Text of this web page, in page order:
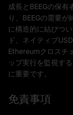
成長とBEEGの保
り、BEEGの需要
に構造的に結びつ
ド、ネイティブ
Ethereumクロスチ
ップ実行を監視す
に重要です。
免責事項